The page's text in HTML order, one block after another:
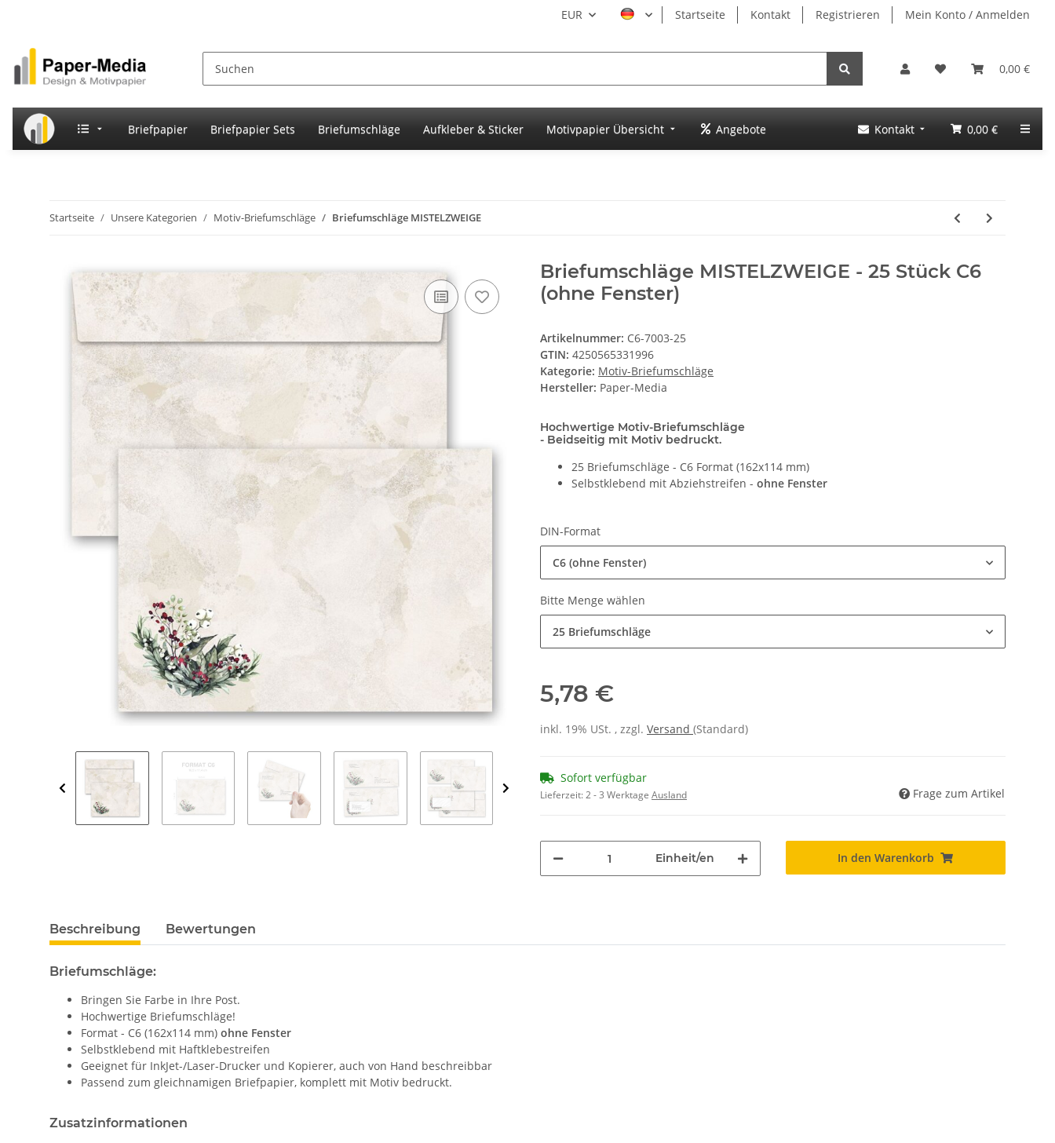
EUR Startseite Kontakt Registrieren Mein Konto / Anmelden
0,00 €
Briefpapier Briefpapier Sets Briefumschläge Aufkleber & Sticker Motivpapier Übersicht Angebote Kontakt 0,00 €
Startseite Unsere Kategorien Motiv-Briefumschläge Briefumschläge MISTELZWEIGE
Briefumschläge MISTELZWEIGE - 25 Stück C6
(ohne Fenster)
Artikelnummer: C6-7003-25
GTIN: 4250565331996
Kategorie: Motiv-Briefumschläge
Hersteller: Paper-Media
Hochwertige Motiv-Briefumschläge
- Beidseitig mit Motiv bedruckt.
25 Briefumschläge - C6 Format (162x114 mm)
Selbstklebend mit Abziehstreifen - ohne Fenster
DIN-Format
C6 (ohne Fenster)
Bitte Menge wählen
25 Briefumschläge
5,78 €
inkl. 19% USt. , zzgl. Versand (Standard)
Sofort verfügbar
Lieferzeit:2 - 3 Werktage Ausland Frage zum Artikel
Einheit/en In den Warenkorb
Beschreibung Bewertungen
Briefumschläge:
Bringen Sie Farbe in Ihre Post.
Hochwertige Briefumschläge!
Format - C6 (162x114 mm) ohne Fenster
Selbstklebend mit Haftklebestreifen
Geeignet für InkJet-/Laser-Drucker und Kopierer, auch von Hand beschreibbar
Passend zum gleichnamigen Briefpapier, komplett mit Motiv bedruckt.
Zusatzinformationen